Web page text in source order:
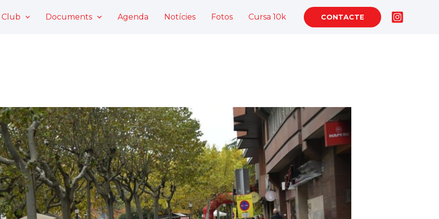
Club Documents Agenda Notícies Fotos Cursa 10k CONTACTE